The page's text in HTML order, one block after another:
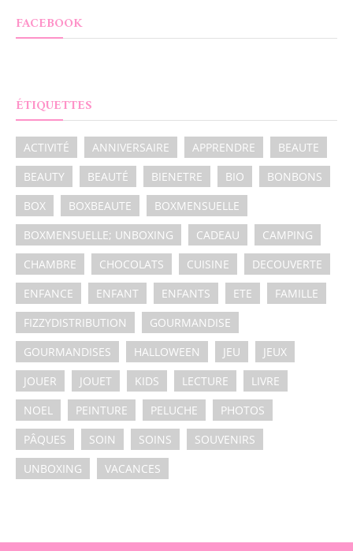
FACEBOOK
ÉTIQUETTES
ACTIVITÉ ANNIVERSAIRE APPRENDRE
BEAUTE
BEAUTY
BEAUTÉ BIENETRE BIO
BONBONS
BOX
BOXBEAUTE
BOXMENSUELLE
BOXMENSUELLE; UNBOXING
CADEAU
CAMPING
CHAMBRE
CHOCOLATS CUISINE
DECOUVERTE
ENFANCE
ENFANT ENFANTS ETE
FAMILLE
FIZZYDISTRIBUTION
GOURMANDISE
GOURMANDISES
HALLOWEEN JEU
JEUX
JOUER
JOUET KIDS LECTURE
LIVRE
NOEL
PEINTURE PELUCHE
PHOTOS
PÂQUES
SOIN SOINS
SOUVENIRS
UNBOXING
VACANCES